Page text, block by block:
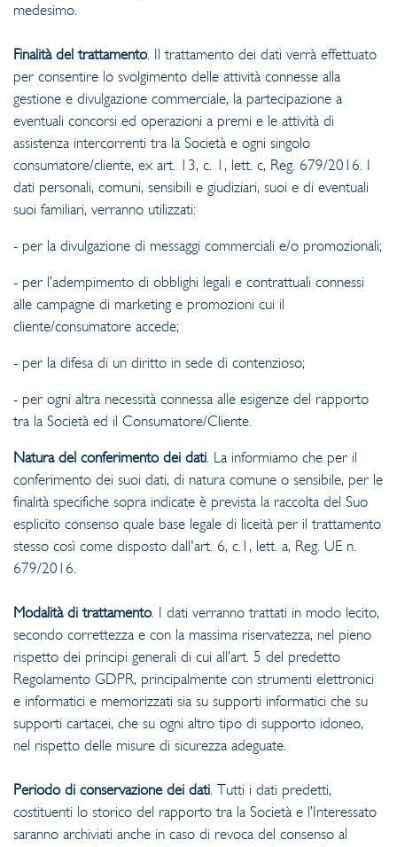
medesimo.
Finalità del trattamento. Il trattamento dei dati verrà effettuato
per consentire lo svolgimento delle attività connesse alla
gestione e divulgazione commerciale, la partecipazione a
eventuali concorsi ed operazioni a premi e le attività di
assistenza intercorrenti tra la Società e ogni singolo
consumatore/cliente, ex art. 13, c. 1, lett. c, Reg. 679/2016. I
dati personali, comuni, sensibili e giudiziari, suoi e di eventuali
suoi familiari, verranno utilizzati:
- per la divulgazione di messaggi commerciali e/o promozionali;
- per l’adempimento di obblighi legali e contrattuali connessi
alle campagne di marketing e promozioni cui il
cliente/consumatore accede;
- per la difesa di un diritto in sede di contenzioso;
- per ogni altra necessità connessa alle esigenze del rapporto
tra la Società ed il Consumatore/Cliente.
Natura del conferimento dei dati. La informiamo che per il
conferimento dei suoi dati, di natura comune o sensibile, per le
finalità specifiche sopra indicate è prevista la raccolta del Suo
esplicito consenso quale base legale di liceità per il trattamento
stesso così come disposto dall'art. 6, c.1, lett. a, Reg. UE n.
679/2016.
Modalità di trattamento. I dati verranno trattati in modo lecito,
secondo correttezza e con la massima riservatezza, nel pieno
rispetto dei principi generali di cui all’art. 5 del predetto
Regolamento GDPR, principalmente con strumenti elettronici
e informatici e memorizzati sia su supporti informatici che su
supporti cartacei, che su ogni altro tipo di supporto idoneo,
nel rispetto delle misure di sicurezza adeguate.
Periodo di conservazione dei dati. Tutti i dati predetti,
costituenti lo storico del rapporto tra la Società e l’Interessato
saranno archiviati anche in caso di revoca del consenso al